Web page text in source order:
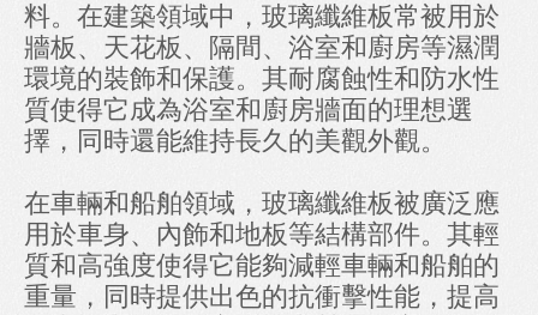
料。在建築領域中，玻璃纖維板常被用於
牆板、天花板、隔間、浴室和廚房等濕潤
環境的裝飾和保護。其耐腐蝕性和防水性
質使得它成為浴室和廚房牆面的理想選
擇，同時還能維持長久的美觀外觀。
在車輛和船舶領域，玻璃纖維板被廣泛應
用於車身、內飾和地板等結構部件。其輕
質和高強度使得它能夠減輕車輛和船舶的
重量，同時提供出色的抗衝擊性能，提高